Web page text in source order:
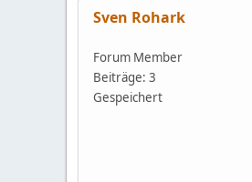
Sven Rohark
Forum Member
Beiträge: 3
Gespeichert